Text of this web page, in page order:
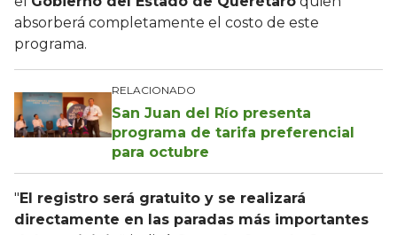
absorberá completamente el costo de este
programa.
RELACIONADO
San Juan del Río presenta
programa de tarifa preferencial
para octubre
"El registro será gratuito y se realizará
directamente en las paradas más importantes